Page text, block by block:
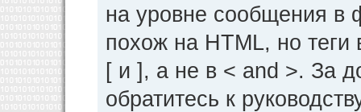
на уровне сообщения в
похож на HTML, но теги
[ и ], а не в < and >. За
обратитесь к